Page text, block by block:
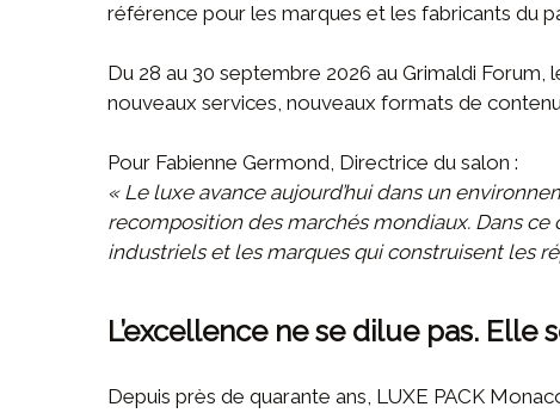
référence pour les marques et les fabricants du
Du 28 au 30 septembre 2026 au Grimaldi
nouveaux services, nouveaux formats de
Pour Fabienne Germond, Directrice du salon :
« Le luxe avance aujourd’hui dans un
recomposition des marchés mondiaux. Dans
industriels et les marques qui construisent les
L’excellence ne se dilue pas. Elle
Depuis près de quarante ans, LUXE PACK